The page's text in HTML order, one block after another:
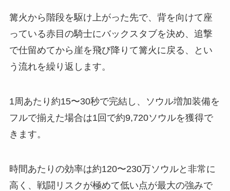
篝火から階段を駆け上がった先で、背を向けて座
っている赤目の騎士にバックスタブを決め、追撃
で仕留めてから崖を飛び降りて篝火に戻る、とい
う流れを繰り返します。
1周あたり約15〜30秒で完結し、ソウル増加装備を
フルで揃えた場合は1回で約9,720ソウルを獲得で
きます。
時間あたりの効率は約120〜230万ソウルと非常に
高く、戦闘リスクが極めて低い点が最大の強みで